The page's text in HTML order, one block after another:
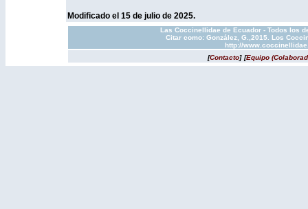
Modificado el 15 de julio de 2025.
Las Coccinellidae de Ecuador - Todos los
Citar como: González, G.,2015. Los
http://
[Contacto] [Equipo